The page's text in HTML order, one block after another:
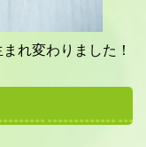
れ変わりました！